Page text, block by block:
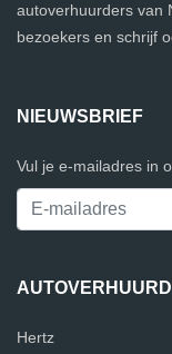
autoverhuurders van
bezoekers en schrijf
NIEUWSBRIEF
Vul je e-mailadres in
Hertz